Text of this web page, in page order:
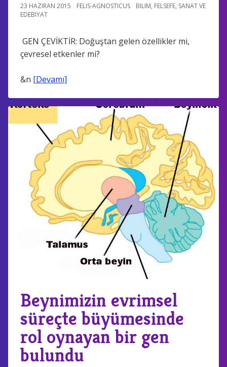
23 HAZIRAN 2015 FELIS-AGNOSTICUS BILIM, FELSEFE, SANAT VE
EDEBIYAT
GEN ÇEVİKTİR: Doğuştan gelen özellikler mi,
çevresel etkenler mi?
&n [Devamı]
Beynimizin evrimsel
süreçte büyümesinde
rol oynayan bir gen
bulundu